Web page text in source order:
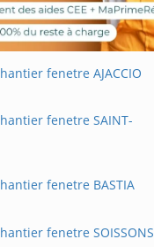
fenetre AJACCIO
fenetre SAINT-
fenetre BASTIA
fenetre SOISSONS